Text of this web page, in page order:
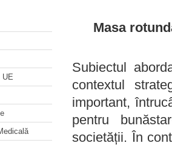
UE
Masa
Subiectul
contextul
important,
pentru
societății. În